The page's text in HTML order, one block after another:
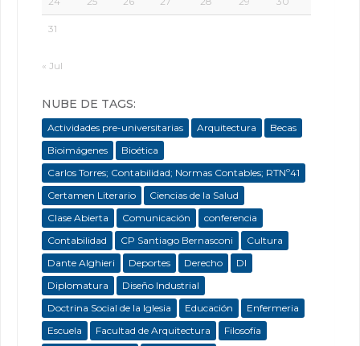
31
« Jul
NUBE DE TAGS:
Actividades pre-universitarias Arquitectura
Becas
Bioimágenes
Bioética
Carlos Torres; Contabilidad; Normas Contables; RTNº41
Certamen Literario
Ciencias de la Salud
Clase Abierta
Comunicación
conferencia
Contabilidad
CP Santiago Bernasconi
Cultura
Dante Alghieri
Deportes Derecho
DI
Diplomatura
Diseño Industrial
Doctrina Social de la Iglesia
Educación
Enfermeria
Escuela
Facultad de Arquitectura
Filosofía